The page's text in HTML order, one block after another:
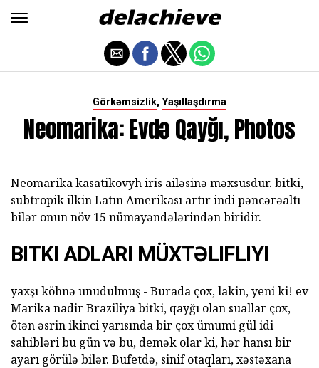
Görkəmsizlik,Yaşıllaşdırma
Neomarika: Evdə Qayğı, Photos
Neomarika kasatikovyh iris ailəsinə məxsusdur. bitki,
subtropik ilkin Latın Amerikası artır indi pəncərəaltı
bilər onun növ 15 nümayəndələrindən biridir.
BITKI ADLARI MÜXTƏLIFLIYI
yaxşı köhnə unudulmuş - Burada çox, lakin, yeni ki! ev
Marika nadir Braziliya bitki, qayğı olan suallar çox,
ötən əsrin ikinci yarısında bir çox ümumi gül idi
sahibləri bu gün və bu, demək olar ki, hər hansı bir
ayarı görülə bilər. Bufetdə, sinif otaqları, xəstəxana